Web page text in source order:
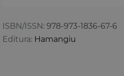
ISBN/ISSN: 978-973-1836-67-6
Editura: Hamangiu